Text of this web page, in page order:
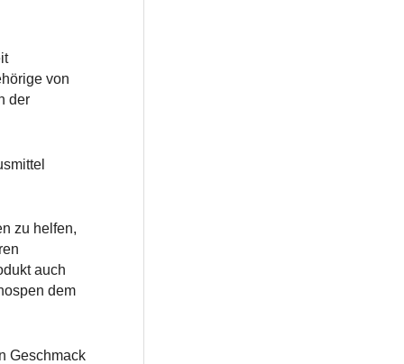
von
der
zu helfen,
auch
dem
Geschmack